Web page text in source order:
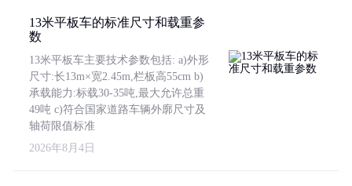
13米平板车的标准尺寸和载重参
数
13米平板车主要技术参数包括: a)外形
尺寸:长13m×宽2.45m,栏板高55cm b)
承载能力:标载30-35吨,最大允许总重
49吨 c)符合国家道路车辆外廓尺寸及
轴荷限值标准
2026年8月4日